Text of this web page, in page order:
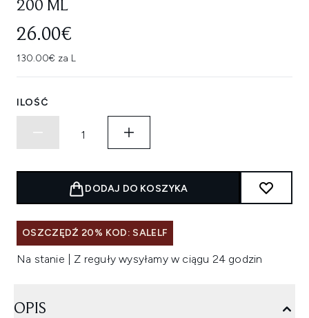
200 ML
26.00€
130.00€ za L
ILOŚĆ
DODAJ DO KOSZYKA
OSZCZĘDŹ 20% KOD: SALELF
Na stanie | Z reguły wysyłamy w ciągu 24 godzin
OPIS